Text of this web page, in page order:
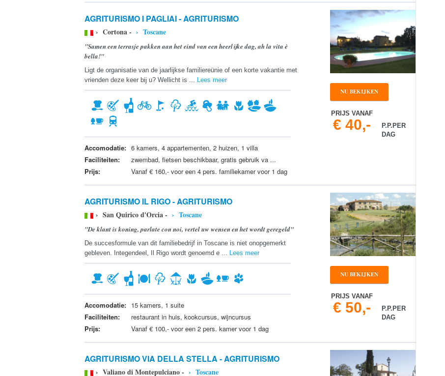
NU BEKIJKEN
PRIJS VANAF
€ 40,-
P.P.PER
DAG
AGRITURISMO I PAGLIAI - AGRITURISMO
› Cortona - › Toscane
"Samen een terrasje pakken aan het eind van een heerlijke dag, ah la vita è
bella!"
Ligt de organisatie van de jaarlijkse familiereünie of een korte vakantie met
vrienden deze keer bij u? Wellicht is ... Lees meer
Accomodatie: 6 kamers, 4 appartementen, 2 huizen, 1 villa
Faciliteiten:
zwembad, fietsen beschikbaar, gratis gebruik va ...
Prijs:
Vanaf € 160,- voor een 4 pers. familiekamer voor 1 dag
NU BEKIJKEN
PRIJS VANAF
€ 50,-
P.P.PER
DAG
AGRITURISMO IL RIGO - AGRITURISMO
› San Quirico d'Orcia - › Toscane
"De klant is koning, parlate con noi, vertel uw wensen en het wordt geregeld"
De succesformule van dit familiebedrijf in Toscane is niet onopgemerkt
gebleven. Integendeel, Il Rigo wordt genoemd e ... Lees meer
Accomodatie: 15 kamers, 1 suite
Faciliteiten:
restaurant in huis, kookcursus, wijncursus
Prijs:
Vanaf € 100,- voor een 2 pers. kamer voor 1 dag
AGRITURISMO VIA DELLA STELLA - AGRITURISMO
› Valiano di Montepulciano - › Toscane